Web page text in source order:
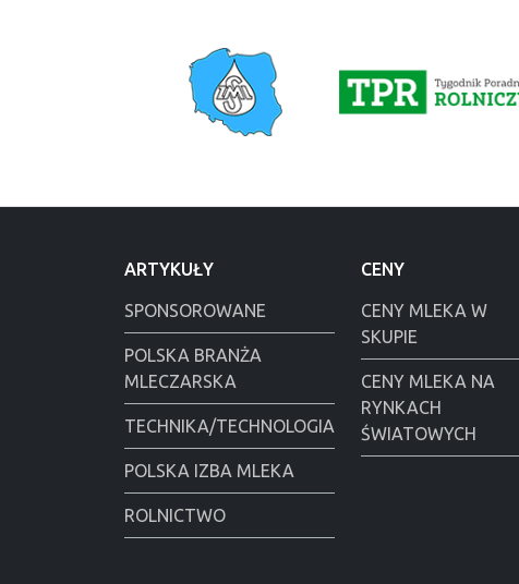
ARTYKUŁY
SPONSOROWANE
POLSKA BRANŻA
MLECZARSKA
TECHNIKA/TECHNOLOGIA
POLSKA IZBA MLEKA
ROLNICTWO
CENY
CENY MLEKA W
SKUPIE
CENY MLEKA NA
RYNKACH
ŚWIATOWYCH